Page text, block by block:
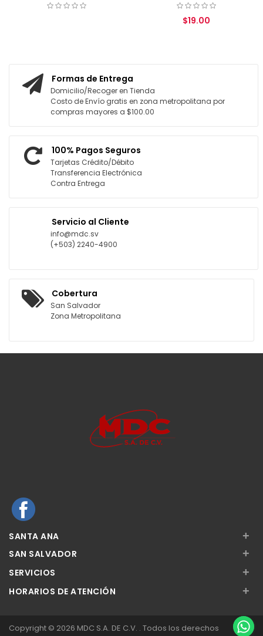
Formas de Entrega
Domicilio/Recoger en Tienda
Costo de Envío gratis en zona metropolitana por
compras mayores a $100.00
100% Pagos Seguros
Tarjetas Crédito/Débito
Transferencia Electrónica
Contra Entrega
Servicio al Cliente
info@mdc.sv
(+503) 2240-4900
Cobertura
San Salvador
Zona Metropolitana
SANTA ANA +
SAN SALVADOR +
SERVICIOS +
HORARIOS DE ATENCIÓN +
Copyright © 2026 MDC S.A. DE C.V. . Todos los derechos